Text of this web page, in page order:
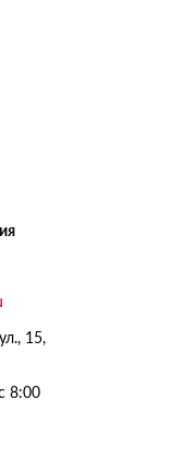
15,
8:00